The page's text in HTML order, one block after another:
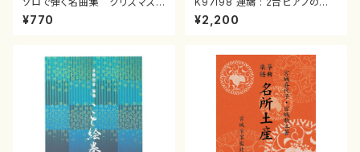
イブ／恋人がサンタクロース(
箏独奏 /大平光美 編曲/楽
¥770
めの（2 Pianos / 菊池 幸夫 /
楽譜）
¥2,200